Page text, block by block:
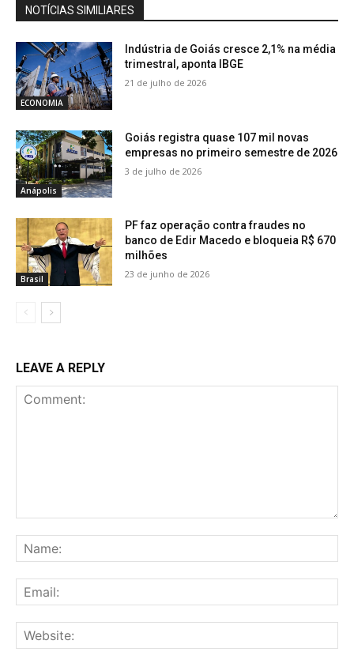
NOTÍCIAS SIMILIARES
ECONOMIA
Indústria de Goiás cresce 2,1% na média
trimestral, aponta IBGE
21 de julho de 2026
Anápolis
Goiás registra quase 107 mil novas
empresas no primeiro semestre de 2026
3 de julho de 2026
Brasil
PF faz operação contra fraudes no
banco de Edir Macedo e bloqueia R$ 670
milhões
23 de junho de 2026
LEAVE A REPLY